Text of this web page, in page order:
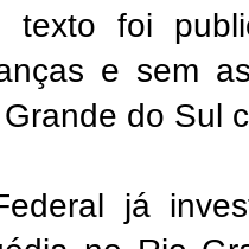
texto foi
e sem
do Sul
já